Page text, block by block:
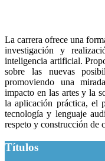
La carrera ofrece una
investigación y
inteligencia artificial.
sobre las nuevas
promoviendo una
impacto en las artes y la
la aplicación práctica, el
tecnología y lenguaje
respeto y construcción de
Títulos